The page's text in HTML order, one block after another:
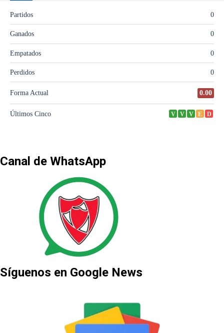
Canal de WhatsApp
Síguenos en Google News